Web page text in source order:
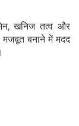
खनिज तत्व और
बनाने में मदद